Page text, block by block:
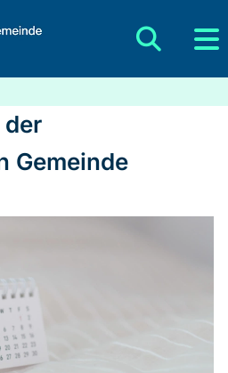
der
Gemeinde